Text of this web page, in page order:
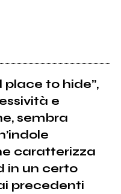
place to hide”,
e
sembra
caratterizza
in un certo
precedenti